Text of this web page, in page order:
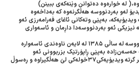
لە خوارەوە دەتوانن وێنەکەی ببینن)
لەو بەردنووسە هەڵگرنەوە کە بەداخەوە
بەپێی وتەکانی ئاغای فەرامەرزی ئەو
نیزیکی ئەو بەردنووسە‌دا داڕمان و ئاسە‌واری
هەواڵی بەتاڵان‌بردنی ئەو بەردنووسە لە ساڵی ١٣٨٥ لە لایەن ناوەندی ئاسە‌وارە
بەپێی ڕاپۆرتێک بزربوونی ئەو
بەردنووسە بڵاو کردەوە، کە دواتر گرتە ویدیۆیەکی٣٧خولەکی لێ هەڵگیراوە و ڕەسوڵ